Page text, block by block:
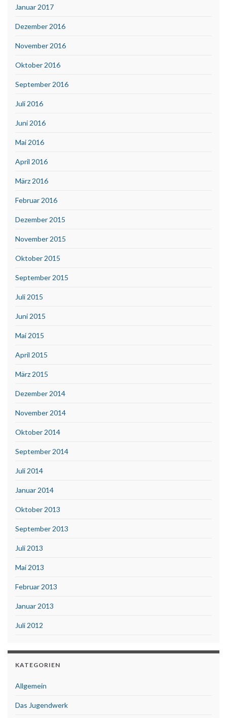
Januar 2017
Dezember 2016
November 2016
Oktober 2016
September 2016
Juli 2016
Juni 2016
Mai 2016
April 2016
März 2016
Februar 2016
Dezember 2015
November 2015
Oktober 2015
September 2015
Juli 2015
Juni 2015
Mai 2015
April 2015
März 2015
Dezember 2014
November 2014
Oktober 2014
September 2014
Juli 2014
Januar 2014
Oktober 2013
September 2013
Juli 2013
Mai 2013
Februar 2013
Januar 2013
Juli 2012
KATEGORIEN
Allgemein
Das Jugendwerk